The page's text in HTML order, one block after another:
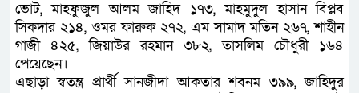
ভোট, মাহফুজুল আলম জাহিদ ১৭৩, মাহমুদুল হাসান বিপ্লব
সিকদার ২১৪, ওমর ফারুক ২৭২, এম সামাদ মতিন ২৬৭, শাহীন
গাজী ৪২৫, জিয়াউর রহমান ৩৮২, তাসলিম চৌধুরী ১৬৪
পেয়েছেন।
এছাড়া স্বতন্ত্র প্রার্থী সানজীদা আকতার শবনম ৩৯৯, জাহিদুর